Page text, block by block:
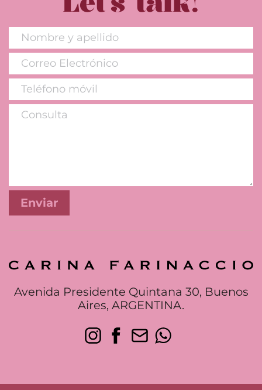
Avenida Presidente Quintana 30, Buenos
Aires, ARGENTINA.